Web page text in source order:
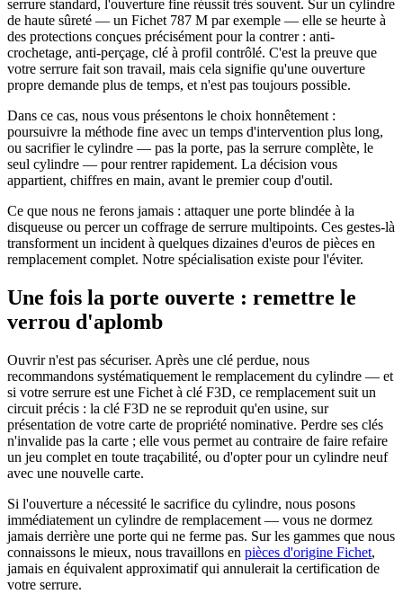
serrure standard, l'ouverture fine réussit très souvent. Sur un cylindre
de haute sûreté — un Fichet 787 M par exemple — elle se heurte à
des protections conçues précisément pour la contrer : anti-
crochetage, anti-perçage, clé à profil contrôlé. C'est la preuve que
votre serrure fait son travail, mais cela signifie qu'une ouverture
propre demande plus de temps, et n'est pas toujours possible.
Dans ce cas, nous vous présentons le choix honnêtement :
poursuivre la méthode fine avec un temps d'intervention plus long,
ou sacrifier le cylindre — pas la porte, pas la serrure complète, le
seul cylindre — pour rentrer rapidement. La décision vous
appartient, chiffres en main, avant le premier coup d'outil.
Ce que nous ne ferons jamais : attaquer une porte blindée à la
disqueuse ou percer un coffrage de serrure multipoints. Ces gestes-là
transforment un incident à quelques dizaines d'euros de pièces en
remplacement complet. Notre spécialisation existe pour l'éviter.
Une fois la porte ouverte : remettre le
verrou d'aplomb
Ouvrir n'est pas sécuriser. Après une clé perdue, nous
recommandons systématiquement le remplacement du cylindre — et
si votre serrure est une Fichet à clé F3D, ce remplacement suit un
circuit précis : la clé F3D ne se reproduit qu'en usine, sur
présentation de votre carte de propriété nominative. Perdre ses clés
n'invalide pas la carte ; elle vous permet au contraire de faire refaire
un jeu complet en toute traçabilité, ou d'opter pour un cylindre neuf
avec une nouvelle carte.
Si l'ouverture a nécessité le sacrifice du cylindre, nous posons
immédiatement un cylindre de remplacement — vous ne dormez
jamais derrière une porte qui ne ferme pas. Sur les gammes que nous
connaissons le mieux, nous travaillons en pièces d'origine Fichet,
jamais en équivalent approximatif qui annulerait la certification de
votre serrure.